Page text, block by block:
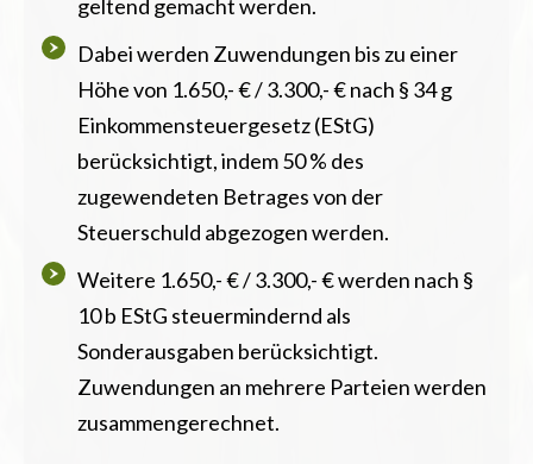
geltend gemacht werden.
Dabei werden Zuwendungen bis zu einer
Höhe von 1.650,- € / 3.300,- € nach § 34 g
Einkommensteuergesetz (EStG)
berücksichtigt, indem 50 % des
zugewendeten Betrages von der
Steuerschuld abgezogen werden.
Weitere 1.650,- € / 3.300,- € werden nach §
10 b EStG steuermindernd als
Sonderausgaben berücksichtigt.
Zuwendungen an mehrere Parteien werden
zusammengerechnet.